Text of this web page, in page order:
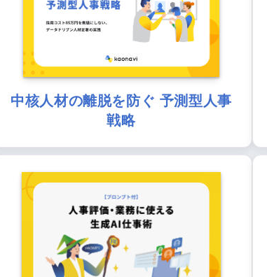
中核人材の離脱を防ぐ 予測型人事
戦略